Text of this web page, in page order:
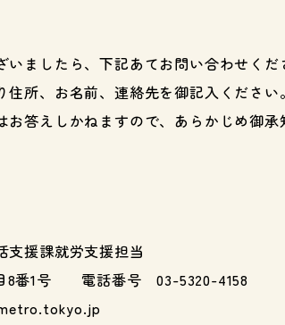
ましたら、下記あてお問い合わせくだ
所、お名前、連絡先を御記入ください。
答えしかねますので、あらかじめ御承
支援課就労支援担当
8番1号 電話番号 03-5320-4158